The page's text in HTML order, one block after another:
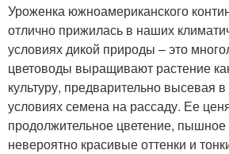
Уроженка южноамериканского
отлично прижилась в наших
условиях дикой природы – это
цветоводы выращивают растение
культуру, предварительно высевая
условиях семена на рассаду. Ее
продолжительное цветение, пышное
невероятно красивые оттенки и